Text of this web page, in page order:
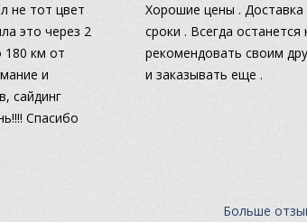
не тот цвет
это через 2
180 км от
и
сайдинг
Спасибо
Хорошие цены .
сроки . Всегда останется
рекомендовать своим
и заказывать еще .
Больше